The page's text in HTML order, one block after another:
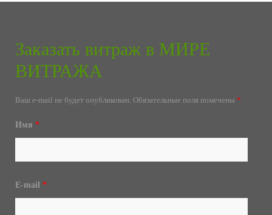
Заказать витраж в МИРЕ
ВИТРАЖА
Ваш e-mail не будет опубликован. Обязательные поля помечены *
Имя *
E-mail *